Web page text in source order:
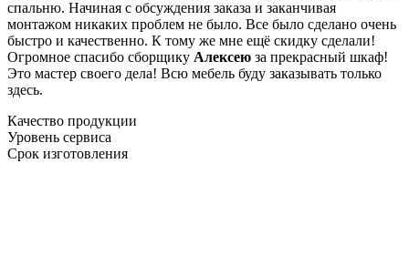
спальню. Начиная с обсуждения заказа и заканчивая
монтажом никаких проблем не было. Все было сделано очень
быстро и качественно. К тому же мне ещё скидку сделали!
Огромное спасибо сборщику Алексею за прекрасный шкаф!
Это мастер своего дела! Всю мебель буду заказывать только
здесь.
Качество продукции
Уровень сервиса
Срок изготовления